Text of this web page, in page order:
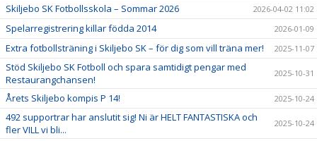
Skiljebo SK Fotbollsskola – Sommar 2026 2026-04-02 11:02
Spelarregistrering killar födda 2014 2026-01-09
Extra fotbollsträning i Skiljebo SK – för dig som vill träna mer! 2025-11-07
Stöd Skiljebo SK Fotboll och spara samtidigt pengar med
Restaurangchansen!
2025-10-31
Årets Skiljebo kompis P 14! 2025-10-24
492 supportrar har anslutit sig! Ni är HELT FANTASTISKA och
fler VILL vi bli...
2025-10-24